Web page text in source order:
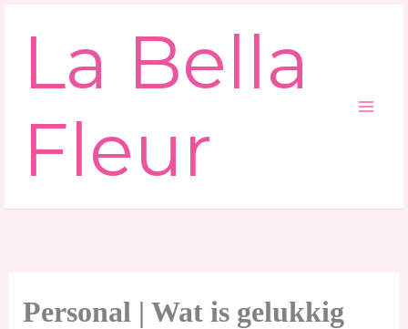
naar
inhoudLa Bella
Fleur
Personal | Wat is gelukkig